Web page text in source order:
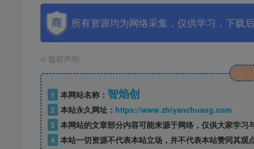
所有资源均为网络采集，仅供学习，下载
© 版权声明
1 本网站名称： 智焰创
2 本站永久网址： https://www.zhiyanchuang.com
3 本网站的文章部分内容可能来源于网络，仅供大家学
4 本站一切资源不代表本站立场，并不代表本站赞同其观